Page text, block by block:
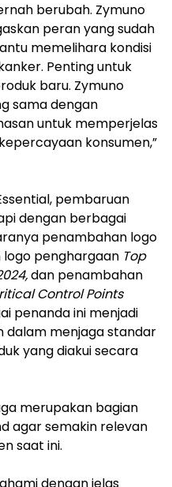
berubah. Zymuno
peran yang sudah
memelihara kondisi
Penting untuk
baru. Zymuno
sama dengan
untuk memperjelas
konsumen,”
pembaruan
dengan berbagai
penambahan logo
penghargaan Top
dan penambahan
Control Points
penanda ini menjadi
dalam menjaga standar
yang diakui secara
merupakan bagian
agar semakin relevan
saat ini.